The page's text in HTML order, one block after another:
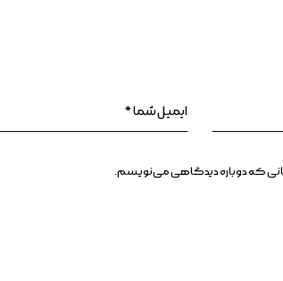
که دوباره دیدگاهی می‌نویسم.